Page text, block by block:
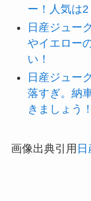
ー！人気は
日産ジュー
やイエロー
い！
日産ジュー
落すぎ。納
きましょう！
画像出典引用